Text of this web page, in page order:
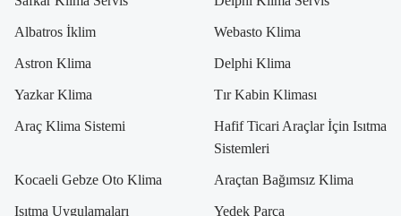
Albatros İklim Webasto Klima
Astron Klima Delphi Klima
Yazkar Klima Tır Kabin Kliması
Araç Klima Sistemi
Hafif Ticari Araçlar İçin Isıtma
Sistemleri
Kocaeli Gebze Oto Klima Araçtan Bağımsız Klima
Isıtma Uygulamaları Yedek Parça